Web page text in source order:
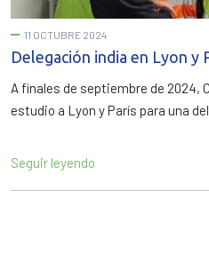
11 OCTUBRE 2024
Delegación india en Lyon y
A finales de septiembre de 2024,
estudio a Lyon y París para una
Seguir leyendo